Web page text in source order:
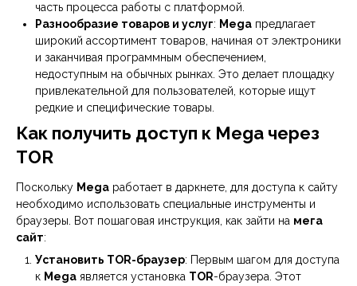
часть процесса работы с платформой.
Разнообразие товаров и услуг: Mega предлагает
широкий ассортимент товаров, начиная от электроники
и заканчивая программным обеспечением,
недоступным на обычных рынках. Это делает площадку
привлекательной для пользователей, которые ищут
редкие и специфические товары.
Как получить доступ к Mega через
TOR
Поскольку Mega работает в даркнете, для доступа к сайту
необходимо использовать специальные инструменты и
браузеры. Вот пошаговая инструкция, как зайти на мега
сайт:
Установить TOR-браузер: Первым шагом для доступа
к Mega является установка TOR-браузера. Этот